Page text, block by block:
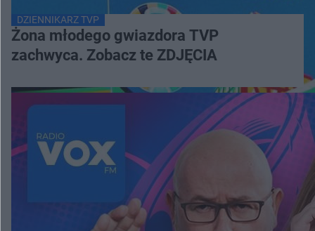
DZIENNIKARZ TVP
Żona młodego gwiazdora TVP
zachwyca. Zobacz te ZDJĘCIA